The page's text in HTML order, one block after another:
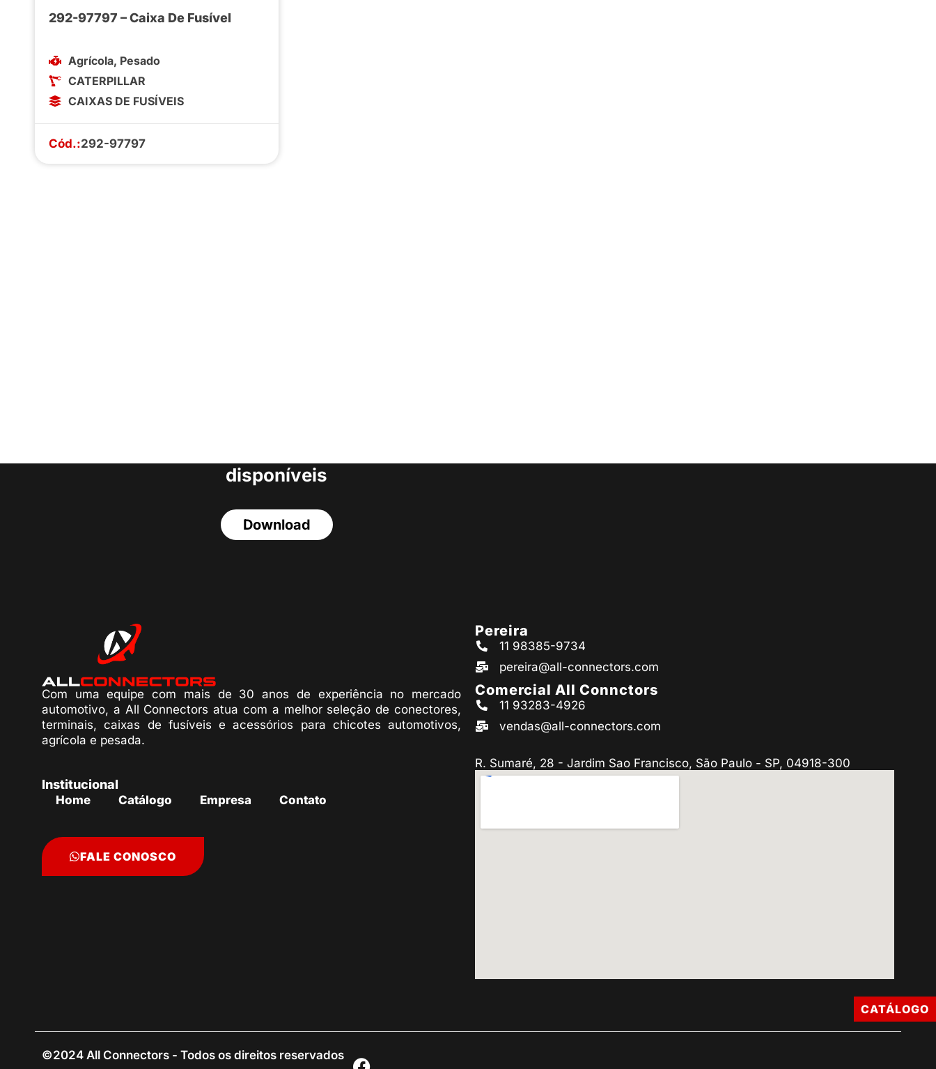
292-97797 – Caixa De Fusível
Agrícola, Pesado
CATERPILLAR
CAIXAS DE FUSÍVEIS
Cód.:292-97797
disponíveis
Download
Com uma equipe com mais de 30 anos de experiência no mercado
automotivo, a All Connectors atua com a melhor seleção de conectores,
terminais, caixas de fusíveis e acessórios para chicotes automotivos,
agrícola e pesada.
Institucional
Home Catálogo Empresa Contato
FALE CONOSCO
Pereira
11 98385-9734
pereira@all-connectors.com
Comercial All Connctors
11 93283-4926
vendas@all-connectors.com
R. Sumaré, 28 - Jardim Sao Francisco, São Paulo - SP, 04918-300
©2024 All Connectors - Todos os direitos reservados
CATÁLOGO